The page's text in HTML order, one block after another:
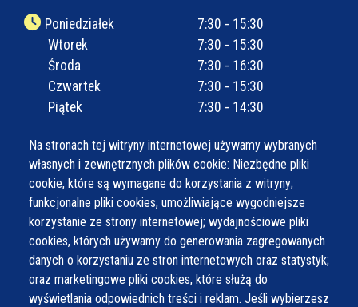
Na stronach tej witryny internetowej używamy wybranych
własnych i zewnętrznych plików cookie: Niezbędne pliki
cookie, które są wymagane do korzystania z witryny;
funkcjonalne pliki cookies, umożliwiające wygodniejsze
korzystanie ze strony internetowej; wydajnościowe pliki
cookies, których używamy do generowania zagregowanych
danych o korzystaniu ze stron internetowych oraz statystyk;
oraz marketingowe pliki cookies, które służą do
wyświetlania odpowiednich treści i reklam. Jeśli wybierzesz
Poniedziałek
7:30 - 15:30
Wtorek
7:30 - 15:30
Środa
7:30 - 16:30
Czwartek
7:30 - 15:30
Piątek
7:30 - 14:30